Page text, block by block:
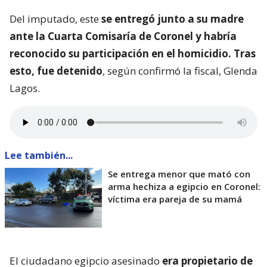
Del imputado, estese entregó junto a su madre
ante la Cuarta Comisaría de Coronel y habría
reconocido su participación en el homicidio. Tras
esto, fue detenido, según confirmó la fiscal, Glenda
Lagos.
Lee también...
Se entrega menor que mató con
arma hechiza a egipcio en Coronel:
víctima era pareja de su mamá
El ciudadano egipcio asesinado era propietario de